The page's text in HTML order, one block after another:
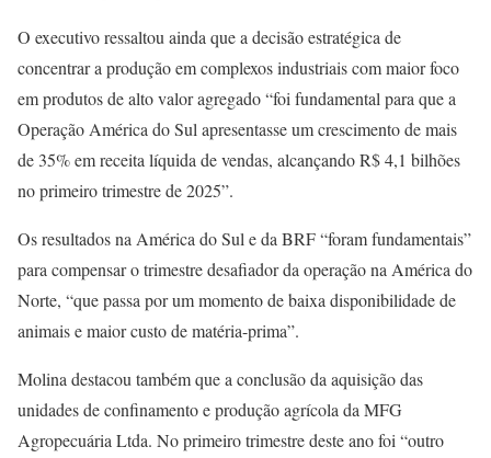
O executivo ressaltou ainda que a decisão estratégica de
concentrar a produção em complexos industriais com maior foco
em produtos de alto valor agregado “foi fundamental para que a
Operação América do Sul apresentasse um crescimento de mais
de 35% em receita líquida de vendas, alcançando R$ 4,1 bilhões
no primeiro trimestre de 2025”.
Os resultados na América do Sul e da BRF “foram fundamentais”
para compensar o trimestre desafiador da operação na América do
Norte, “que passa por um momento de baixa disponibilidade de
animais e maior custo de matéria-prima”.
Molina destacou também que a conclusão da aquisição das
unidades de confinamento e produção agrícola da MFG
Agropecuária Ltda. No primeiro trimestre deste ano foi “outro